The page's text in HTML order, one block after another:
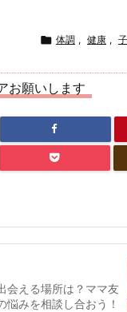
 体調 , 健康 ,
お願いします
会える場所は？ママ友
悩みを相談し合おう！